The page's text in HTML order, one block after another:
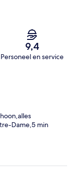
9,4
Personeel en service
Dame,5 min